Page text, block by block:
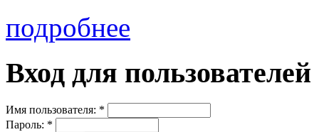
подробнее
Вход для пользователей
Имя пользователя: *
Пароль: *